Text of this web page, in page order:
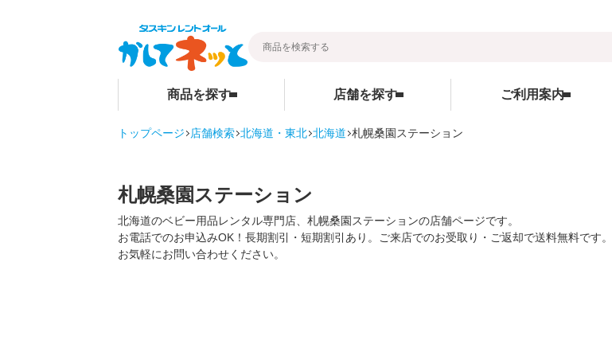
商品を探す
ベビーベッド
ベビーマットレス・ベビー布団
チャイルドシート
そうじ
ご家庭商品サイト
店舗を探す ご利用案内
受け取り方法と送料 よくあるご質問
トップページ 店舗検索 北海道・東北 北海道 札幌桑園ステーション
札幌桑園ステーション
北海道のベビー用品レンタル専門店、札幌桑園ステーションの店舗ページです。
お電話でのお申込みOK！長期割引・短期割引あり。ご来店でのお受取り・ご返却で送料無料です。
お気軽にお問い合わせください。